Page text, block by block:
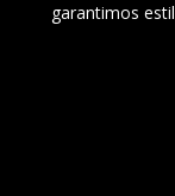
garantimos